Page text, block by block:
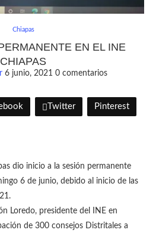
Chiapas
EN EL INE
CHIAPAS
6 junio, 2021 0 comentarios
Twitter Pinterest
dio inicio a la sesión permanente
6 de junio, debido al inicio de las
Loredo, presidente del INE en
de 300 consejos Distritales a